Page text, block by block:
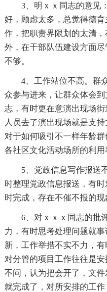
3、明ｘｘ同志的意见
好，顾虑太多，总觉得德
作，把职责界限划的太清
外，在干部队伍建设方面
不够。
4、工作站位不高。群
众参与进来，让群众体会
志，有时更在意演出现场
人员去了演出现场就是支
对于如何吸引不一样年龄
各社区文化活动场所的利用
5、党政信息写作报送
时整理党政信息报送，有
时完成，存在不催不报的现
6、对ｘｘｘ同志的批
力，有时思考处理问题就
新，工作举措不实不力，有
对分管的项目工作往往是
不问，认为把会开了，文
就完成了，对所安排的工